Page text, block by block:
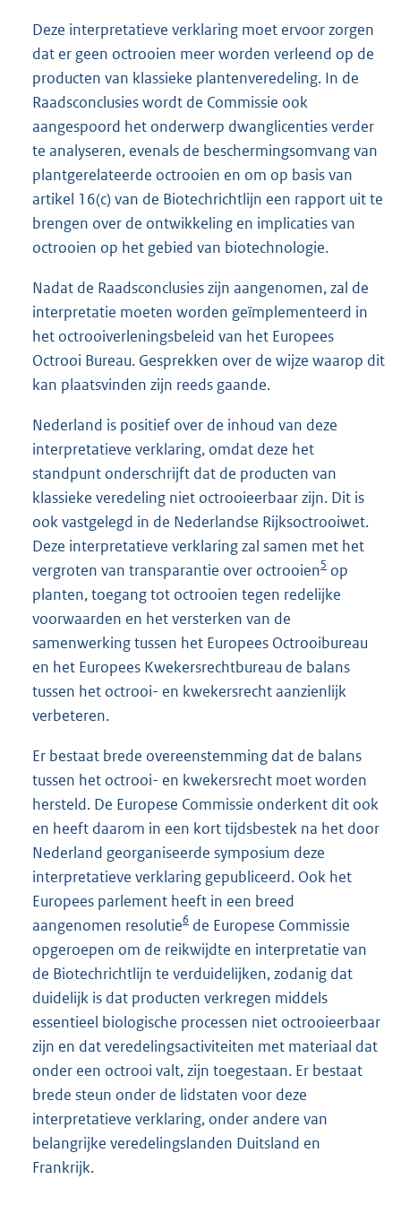
Deze interpretatieve verklaring moet ervoor zorgen
dat er geen octrooien meer worden verleend op de
producten van klassieke plantenveredeling. In de
Raadsconclusies wordt de Commissie ook
aangespoord het onderwerp dwanglicenties verder
te analyseren, evenals de beschermingsomvang van
plantgerelateerde octrooien en om op basis van
artikel 16(c) van de Biotechrichtlijn een rapport uit te
brengen over de ontwikkeling en implicaties van
octrooien op het gebied van biotechnologie.
Nadat de Raadsconclusies zijn aangenomen, zal de
interpretatie moeten worden geïmplementeerd in
het octrooiverleningsbeleid van het Europees
Octrooi Bureau. Gesprekken over de wijze waarop dit
kan plaatsvinden zijn reeds gaande.
Nederland is positief over de inhoud van deze
interpretatieve verklaring, omdat deze het
standpunt onderschrijft dat de producten van
klassieke veredeling niet octrooieerbaar zijn. Dit is
ook vastgelegd in de Nederlandse Rijksoctrooiwet.
Deze interpretatieve verklaring zal samen met het
vergroten van transparantie over octrooien5 op
planten, toegang tot octrooien tegen redelijke
voorwaarden en het versterken van de
samenwerking tussen het Europees Octrooibureau
en het Europees Kwekersrechtbureau de balans
tussen het octrooi- en kwekersrecht aanzienlijk
verbeteren.
Er bestaat brede overeenstemming dat de balans
tussen het octrooi- en kwekersrecht moet worden
hersteld. De Europese Commissie onderkent dit ook
en heeft daarom in een kort tijdsbestek na het door
Nederland georganiseerde symposium deze
interpretatieve verklaring gepubliceerd. Ook het
Europees parlement heeft in een breed
aangenomen resolutie6 de Europese Commissie
opgeroepen om de reikwijdte en interpretatie van
de Biotechrichtlijn te verduidelijken, zodanig dat
duidelijk is dat producten verkregen middels
essentieel biologische processen niet octrooieerbaar
zijn en dat veredelingsactiviteiten met materiaal dat
onder een octrooi valt, zijn toegestaan. Er bestaat
brede steun onder de lidstaten voor deze
interpretatieve verklaring, onder andere van
belangrijke veredelingslanden Duitsland en
Frankrijk.